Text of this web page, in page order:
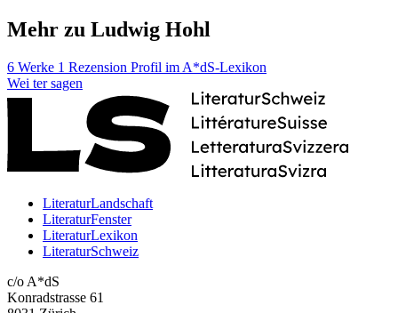
Mehr zu Ludwig Hohl
6 Werke 1 Rezension Profil im A*dS-Lexikon
Wei ter sagen
LiteraturLandschaft
LiteraturFenster
LiteraturLexikon
LiteraturSchweiz
c/o A*dS
Konradstrasse 61